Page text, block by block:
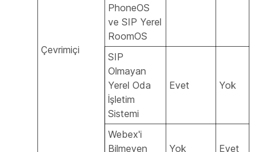
Çevrimiçi
PhoneOS
ve SIP Yerel
RoomOS
SIP
Olmayan
Yerel Oda
İşletim
Sistemi
Evet Yok
Webex'i
Bilmeyen
Yok Evet